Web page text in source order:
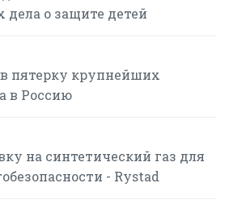
дела о защите детей
пятерку крупнейших
в Россию
на синтетический газ для
- Rystad